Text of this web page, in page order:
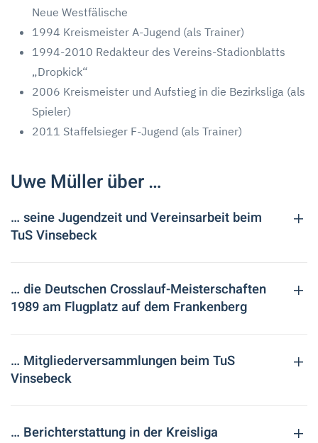
Neue Westfälische
1994 Kreismeister A-Jugend (als Trainer)
1994-2010 Redakteur des Vereins-Stadionblatts
„Dropkick“
2006 Kreismeister und Aufstieg in die Bezirksliga (als
Spieler)
2011 Staffelsieger F-Jugend (als Trainer)
Uwe Müller über …
… seine Jugendzeit und Vereinsarbeit beim
TuS Vinsebeck
… die Deutschen Crosslauf-Meisterschaften
1989 am Flugplatz auf dem Frankenberg
… Mitgliederversammlungen beim TuS
Vinsebeck
… Berichterstattung in der Kreisliga